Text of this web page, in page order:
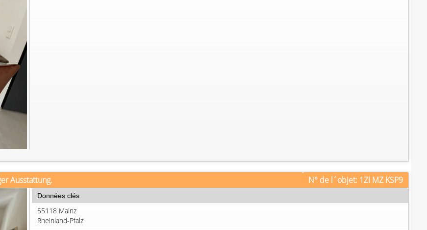
Ausstattung. N° de l´objet: 1ZI MZ KSP9
Données clés
55118 Mainz
Rheinland-Pfalz